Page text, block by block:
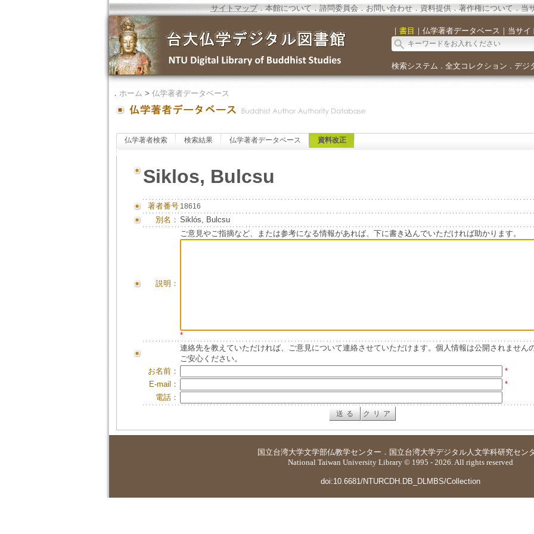
サイトマップ．本館について．諮問委員会． お問い合わせ． 資料提供．著作権について．当
｜ 書目 ｜ 仏学著者データベース ｜ 当サイ
検索システム ． 全文コレクション ． デジ
． ホーム > 仏学著者データベース
仏学著者検索 検索結果 仏学著者データベース 資料改正
Siklos, Bulcsu
著者番号 18616
別名： Siklós, Bulcsu
説明：
ご意見やご指摘など、または参考になる情報があれば、下に書き込んでいただければ助かります。
*
連絡先を教えていただければ、ご意見について連絡させていただけます。個人情報は公開されません
ご安心ください。
お名前：
*
E-mail：
*
電話：
国立台湾大学文学部仏教学センター ． 国立台湾大学デジタル人文学科研究セン
National Taiwan University Library © 1995 - 2026. All rights reserved
doi:10.6681/NTURCDH.DB_DLMBS/Collection